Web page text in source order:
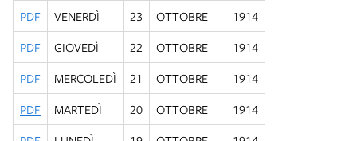
PDF
VENERDÌ 23 OTTOBRE
1914
PDF
GIOVEDÌ 22 OTTOBRE
1914
PDF
MERCOLEDÌ 21 OTTOBRE
1914
PDF
MARTEDÌ 20 OTTOBRE
1914